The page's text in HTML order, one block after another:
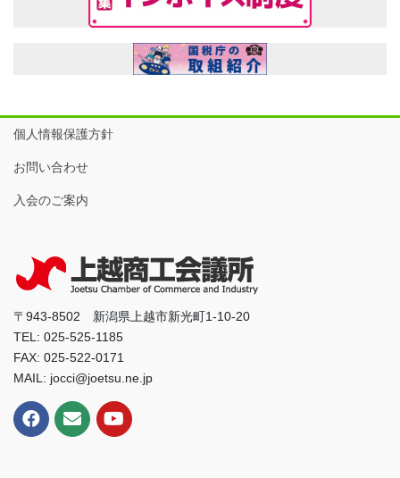
個人情報保護方針
お問い合わせ
入会のご案内
〒943-8502 新潟県上越市新光町1-10-20
TEL: 025-525-1185
FAX: 025-522-0171
MAIL: jocci@joetsu.ne.jp